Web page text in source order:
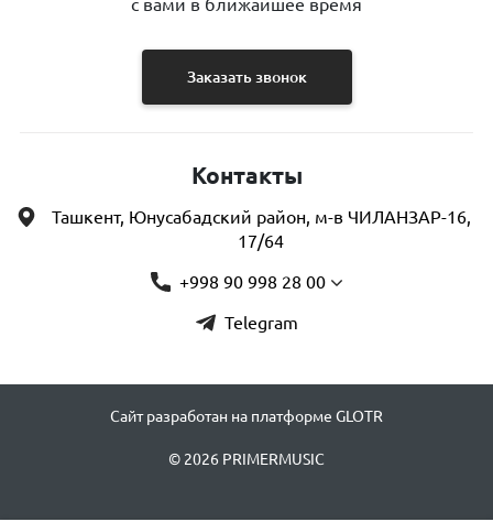
с вами в ближайшее время
Заказать звонок
Контакты
Ташкент, Юнусабадский район, м-в ЧИЛАНЗАР-16,
17/64
+998 90 998 28 00
Telegram
Сайт разработан на платформе GLOTR
© 2026 PRIMERMUSIC